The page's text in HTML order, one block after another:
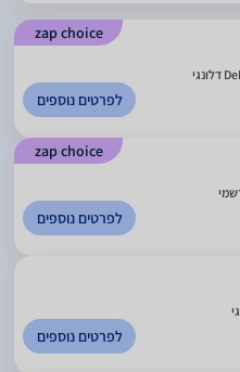
zap choice
לפרטים נוספים
zap choice
לפרטים נוספים
לפרטים נוספים